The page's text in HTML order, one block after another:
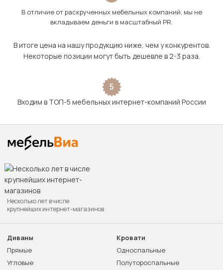
В отличие от раскрученных мебельных компаний, мы не
вкладываем деньги в масштабный PR.
В итоге цена на нашу продукцию ниже, чем у конкурентов.
Некоторые позиции могут быть дешевле в 2-3 раза.
5
Входим в ТОП-5 мебельных интернет-компаний России
Несколько лет в числе
крупнейших интернет-магазинов
Диваны
Прямые
Угловые
Кровати
Односпальные
Полутороспальные